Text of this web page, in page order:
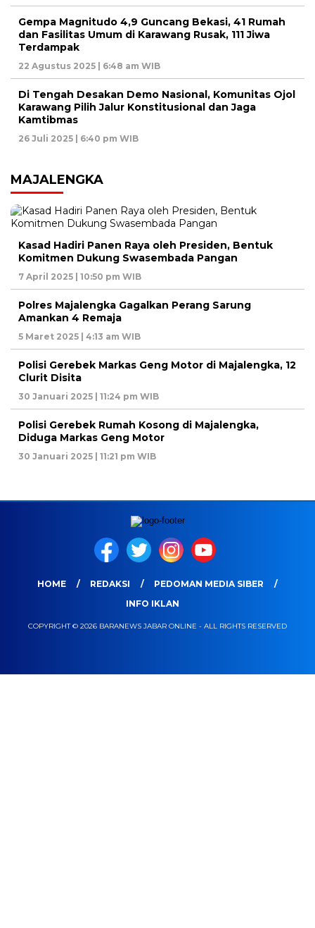
Gempa Magnitudo 4,9 Guncang Bekasi, 41 Rumah
dan Fasilitas Umum di Karawang Rusak, 111 Jiwa
Terdampak
22 Agustus 2025 | 6:48 am WIB
Di Tengah Desakan Demo Nasional, Komunitas Ojol
Karawang Pilih Jalur Konstitusional dan Jaga
Kamtibmas
26 Juli 2025 | 6:40 pm WIB
MAJALENGKA
Kasad Hadiri Panen Raya oleh Presiden, Bentuk
Komitmen Dukung Swasembada Pangan
7 April 2025 | 10:50 pm WIB
Polres Majalengka Gagalkan Perang Sarung
Amankan 4 Remaja
5 Maret 2025 | 4:13 am WIB
Polisi Gerebek Markas Geng Motor di Majalengka, 12
Clurit Disita
30 Januari 2025 | 11:24 pm WIB
Polisi Gerebek Rumah Kosong di Majalengka,
Diduga Markas Geng Motor
30 Januari 2025 | 11:21 pm WIB
HOME REDAKSI
PEDOMAN MEDIA SIBER
INFO IKLAN
COPYRIGHT © 2026 BARANEWS JABAR ONLINE - ALL RIGHTS RESERVED